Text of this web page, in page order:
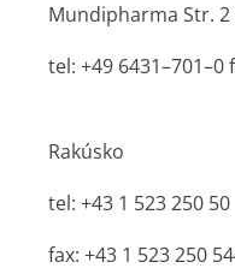
Mundipharma Str.
tel: +49 6431–701–0
Rakúsko
tel: +43 1 523 250 50
fax: +43 1 523 250